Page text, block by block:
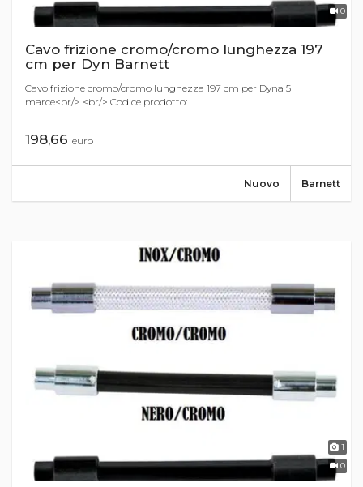
0
Cavo frizione cromo/cromo lunghezza 197
cm per Dyn Barnett
Cavo frizione cromo/cromo lunghezza 197 cm per Dyna 5
marce<br/> <br/> Codice prodotto: ...
198,66 euro
Barnett
Nuovo
1
0